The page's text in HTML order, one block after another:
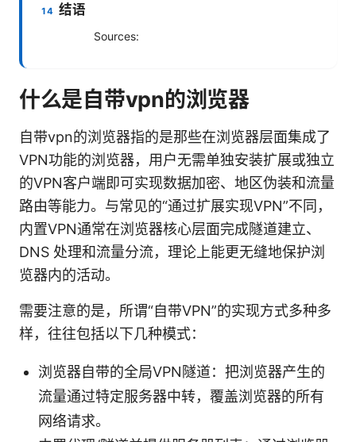
结语
Sources:
什么是自带vpn的浏览器
自带vpn的浏览器指的是那些在浏览器层面集成了
VPN功能的浏览器，用户无需单独安装扩展或独立
的VPN客户端即可实现数据加密、地区伪装和流量
路由等能力。与常见的“通过扩展实现VPN”不同，
内置VPN通常在浏览器核心层面完成隧道建立、
DNS 处理和流量分流，理论上能更无缝地保护浏
览器内的活动。
需要注意的是，所谓“自带VPN”的实现方式多种多
样，往往包括以下几种模式：
浏览器自带的全局VPN隧道：把浏览器产生的
流量通过特定服务器中转，覆盖浏览器的所有
网络请求。